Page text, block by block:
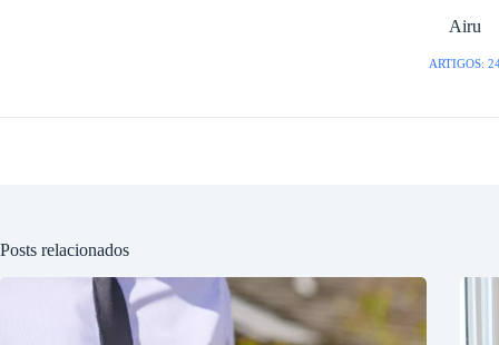
Airu
ARTIGOS:
Posts relacionados